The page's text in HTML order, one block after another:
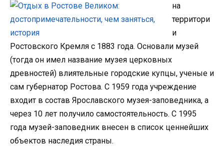
на
территори
и
Ростовского Кремля с 1883 года. Основали музей
(тогда он имел название музея церковных
древностей) влиятельные городские купцы, ученые и
сам губернатор Ростова. С 1959 года учреждение
входит в состав Ярославского музея-заповедника, а
через 10 лет получило самостоятельность. С 1995
года музей-заповедник внесен в список ценнейших
объектов наследия страны.